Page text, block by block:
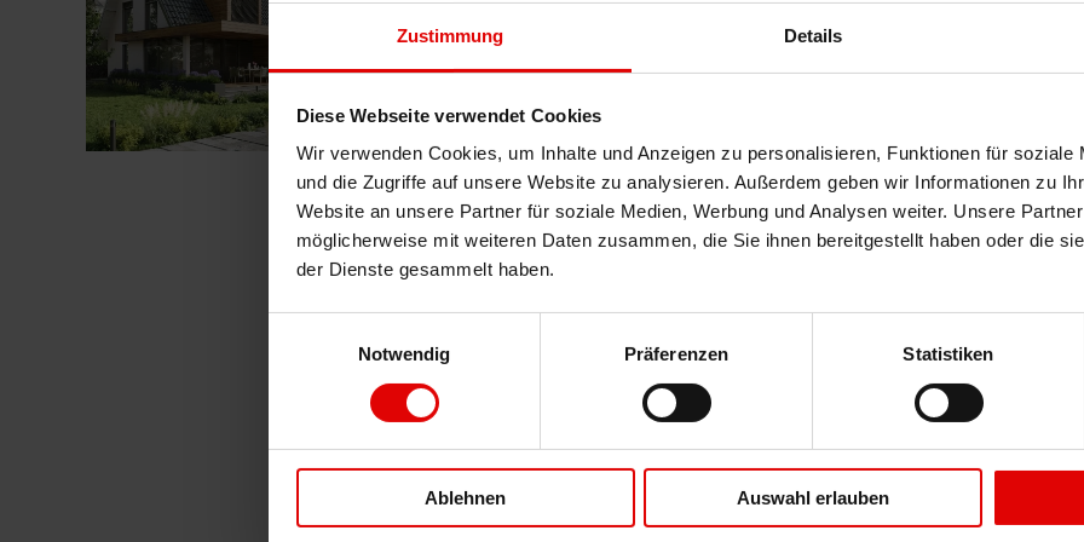
Zustimmung Details
Diese Webseite verwendet Cookies
Wir verwenden Cookies, um Inhalte und Anzeigen zu personalisieren, Funktionen für soziale
und die Zugriffe auf unsere Website zu analysieren. Außerdem geben wir Informationen zu
Website an unsere Partner für soziale Medien, Werbung und Analysen weiter. Unsere
möglicherweise mit weiteren Daten zusammen, die Sie ihnen bereitgestellt haben oder die
der Dienste gesammelt haben.
Notwendig
Präferenzen Statistiken
Ablehnen Auswahl erlauben
(Gebäudeenergiegesetz) zu erreichen? Hierbei unterstützt Sie die KfW. Erhalten
Kredit zu günstigen Konditionen und bis zu …
„Förderung
für
Ihre
Sanierung
Teil
3:
KfW
Kredit“
weiterlesen